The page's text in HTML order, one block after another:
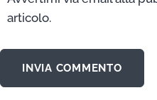
articolo.